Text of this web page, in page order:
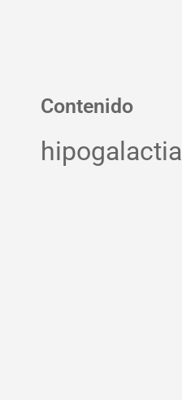
Contenido
hipogalactia